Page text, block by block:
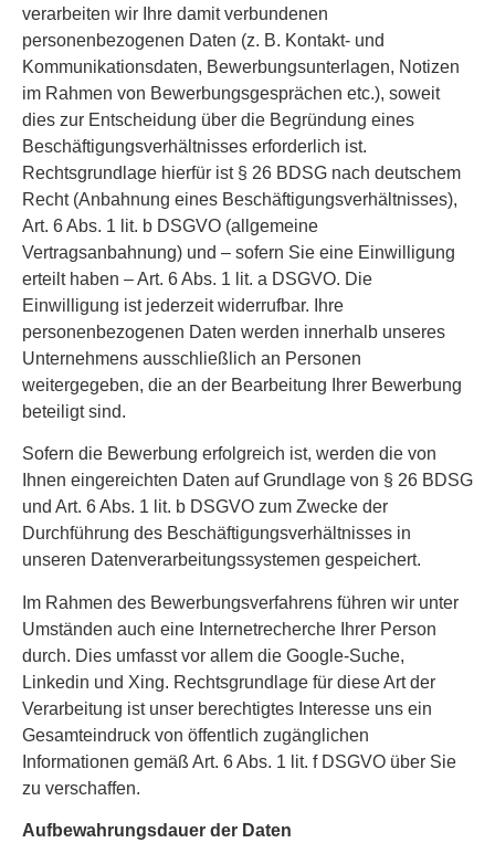
verarbeiten wir Ihre damit verbundenen
personenbezogenen Daten (z. B. Kontakt- und
Kommunikationsdaten, Bewerbungsunterlagen, Notizen
im Rahmen von Bewerbungsgesprächen etc.), soweit
dies zur Entscheidung über die Begründung eines
Beschäftigungsverhältnisses erforderlich ist.
Rechtsgrundlage hierfür ist § 26 BDSG nach deutschem
Recht (Anbahnung eines Beschäftigungsverhältnisses),
Art. 6 Abs. 1 lit. b DSGVO (allgemeine
Vertragsanbahnung) und – sofern Sie eine Einwilligung
erteilt haben – Art. 6 Abs. 1 lit. a DSGVO. Die
Einwilligung ist jederzeit widerrufbar. Ihre
personenbezogenen Daten werden innerhalb unseres
Unternehmens ausschließlich an Personen
weitergegeben, die an der Bearbeitung Ihrer Bewerbung
beteiligt sind.
Sofern die Bewerbung erfolgreich ist, werden die von
Ihnen eingereichten Daten auf Grundlage von § 26 BDSG
und Art. 6 Abs. 1 lit. b DSGVO zum Zwecke der
Durchführung des Beschäftigungsverhältnisses in
unseren Datenverarbeitungssystemen gespeichert.
Im Rahmen des Bewerbungsverfahrens führen wir unter
Umständen auch eine Internetrecherche Ihrer Person
durch. Dies umfasst vor allem die Google-Suche,
Linkedin und Xing. Rechtsgrundlage für diese Art der
Verarbeitung ist unser berechtigtes Interesse uns ein
Gesamteindruck von öffentlich zugänglichen
Informationen gemäß Art. 6 Abs. 1 lit. f DSGVO über Sie
zu verschaffen.
Aufbewahrungsdauer der Daten